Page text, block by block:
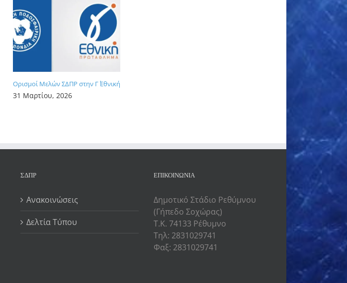
Ορισμοί Μελών ΣΔΠΡ στην Γ΄ Εθνική
31 Μαρτίου, 2026
ΣΔΠΡ
Ανακοινώσεις
Δελτία Τύπου
ΕΠΙΚΟΙΝΩΝΙΑ
Δημοτικό Στάδιο Ρεθύμνου
(Γήπεδο Σοχώρας)
Τ.Κ. 74133 Ρέθυμνο
Τηλ: 2831029741
Φαξ: 2831029741